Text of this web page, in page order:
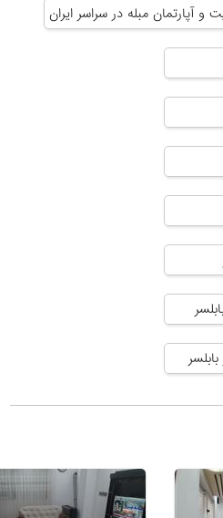
و آپارتمان مبله در سراسر ایران